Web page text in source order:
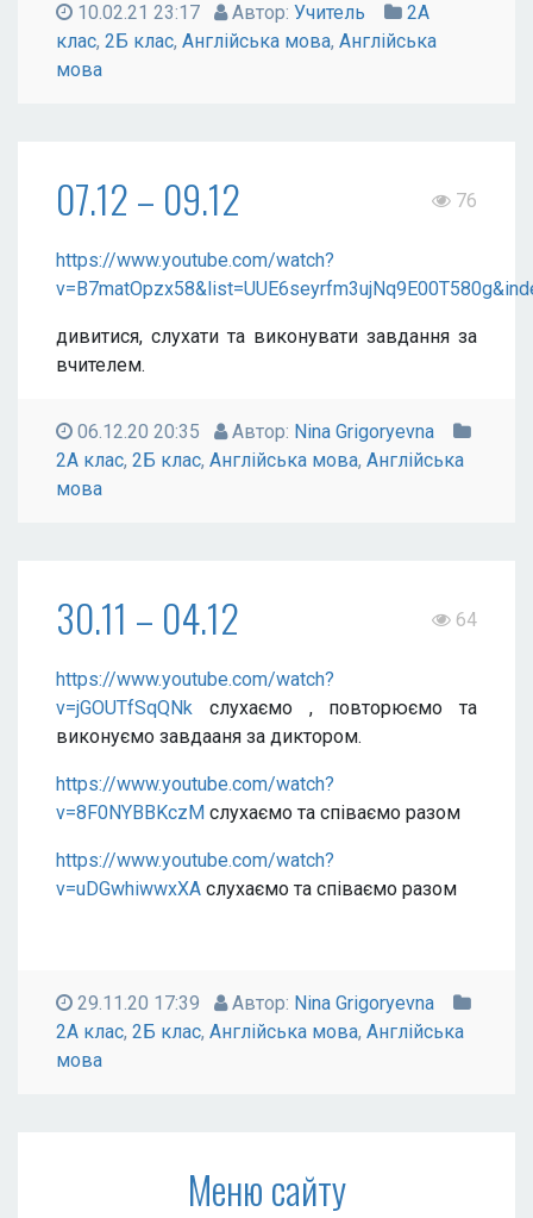
10.02.21 23:17 Автор: Учитель
2А
клас, 2Б клас, Англійська мова, Англійська
мова
07.12 – 09.12 76
https://www.youtube.com/watch?
дивитися, слухати та виконувати завдання за
вчителем.
06.12.20 20:35 Автор: Nina Grigoryevna
2А клас, 2Б клас, Англійська мова, Англійська
мова
30.11 – 04.12 64
https://www.youtube.com/watch?
v=jGOUTfSqQNk слухаємо , повторюємо та
виконуємо завдааня за диктором.
https://www.youtube.com/watch?
v=8F0NYBBKczM слухаємо та співаємо разом
https://www.youtube.com/watch?
v=uDGwhiwwxXA слухаємо та співаємо разом
29.11.20 17:39 Автор: Nina Grigoryevna
2А клас, 2Б клас, Англійська мова, Англійська
мова
Меню сайту